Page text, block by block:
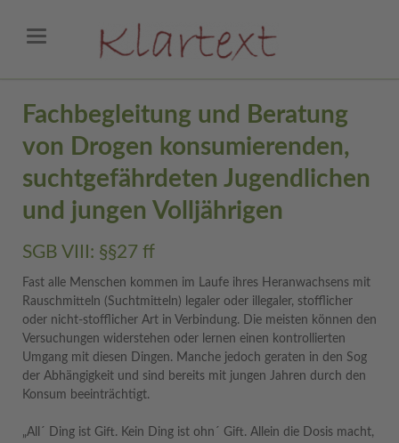
Fachbegleitung und Beratung
von Drogen konsumierenden,
suchtgefährdeten Jugendlichen
und jungen Volljährigen
SGB VIII: §§27 ff
Fast alle Menschen kommen im Laufe ihres Heranwachsens mit
Rauschmitteln (Suchtmitteln) legaler oder illegaler, stofflicher
oder nicht-stofflicher Art in Verbindung. Die meisten können den
Versuchungen widerstehen oder lernen einen kontrollierten
Umgang mit diesen Dingen. Manche jedoch geraten in den Sog
der Abhängigkeit und sind bereits mit jungen Jahren durch den
Konsum beeinträchtigt.
„All´ Ding ist Gift. Kein Ding ist ohn´ Gift. Allein die Dosis macht,